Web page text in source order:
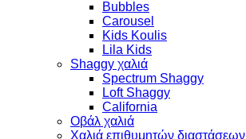
Bubbles
Carousel
Kids Koulis
Lila Kids
Shaggy χαλιά
Spectrum Shaggy
Loft Shaggy
California
Οβάλ χαλιά
Χαλιά επιθυμητών διαστάσεων